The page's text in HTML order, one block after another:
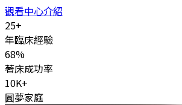
觀看中心介紹
25+
年臨床經驗
68%
著床成功率
10K+
圓夢家庭